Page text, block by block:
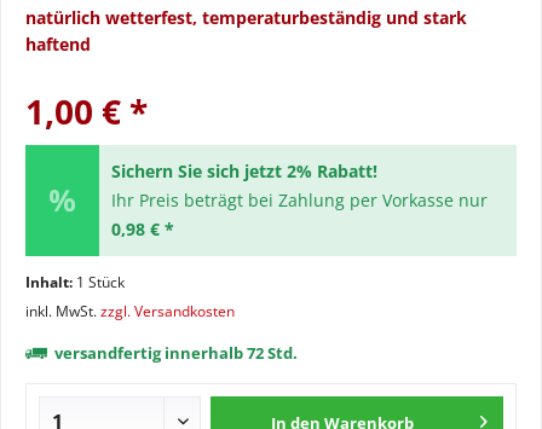
natürlich wetterfest, temperaturbeständig und stark
haftend
1,00 € *
Sichern Sie sich jetzt 2% Rabatt!
Ihr Preis beträgt bei Zahlung per Vorkasse nur
0,98 € *
Inhalt: 1 Stück
inkl. MwSt.zzgl. Versandkosten
versandfertig innerhalb 72 Std.
In den Warenkorb